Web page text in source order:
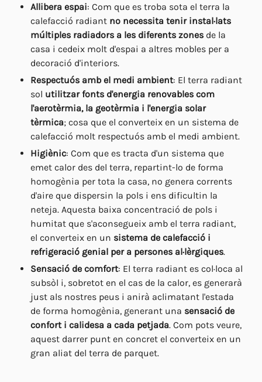
Allibera espai: Com que es troba sota el terra la
calefacció radiant no necessita tenir instal·lats
múltiples radiadors a les diferents zones de la
casa i cedeix molt d'espai a altres mobles per a
decoració d'interiors.
Respectuós amb el medi ambient: El terra radiant
sol utilitzar fonts d'energia renovables com
l'aerotèrmia, la geotèrmia i l'energia solar
tèrmica; cosa que el converteix en un sistema de
calefacció molt respectuós amb el medi ambient.
Higiènic: Com que es tracta d'un sistema que
emet calor des del terra, repartint-lo de forma
homogènia per tota la casa, no genera corrents
d'aire que dispersin la pols i ens dificultin la
neteja. Aquesta baixa concentració de pols i
humitat que s'aconsegueix amb el terra radiant,
el converteix en un sistema de calefacció i
refrigeració genial per a persones al·lèrgiques.
Sensació de comfort: El terra radiant es col·loca al
subsòl i, sobretot en el cas de la calor, es generarà
just als nostres peus i anirà aclimatant l'estada
de forma homogènia, generant una sensació de
confort i calidesa a cada petjada. Com pots veure,
aquest darrer punt en concret el converteix en un
gran aliat del terra de parquet.